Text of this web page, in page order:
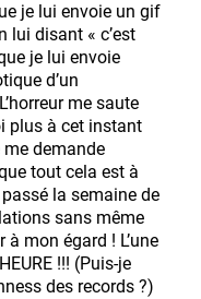
je lui envoie un gif
lui disant « c’est
je lui envoie
d’un
me saute
plus à cet instant
me demande
tout cela est à
passé la semaine de
sans même
mon égard ! L’une
!!! (Puis-je
des records ?)